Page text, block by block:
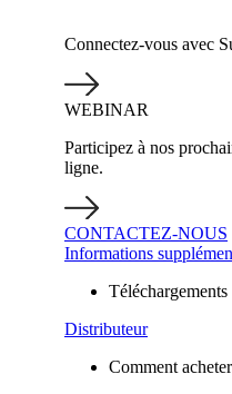
Connectez-vous avec
WEBINAR
Participez à nos
ligne.
CONTACTEZ-NOUS
Informations
Téléchargements
Distributeur
Comment